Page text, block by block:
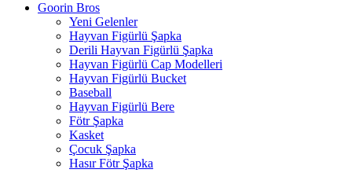
Goorin Bros
Yeni Gelenler
Hayvan Figürlü Şapka
Derili Hayvan Figürlü Şapka
Hayvan Figürlü Cap Modelleri
Hayvan Figürlü Bucket
Baseball
Hayvan Figürlü Bere
Fötr Şapka
Kasket
Çocuk Şapka
Hasır Fötr Şapka